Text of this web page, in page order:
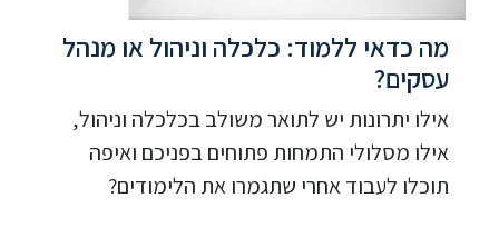
מה כדאי ללמוד: כלכלה וניהול או מנהל
עסקים?
אילו יתרונות יש לתואר משולב בכלכלה וניהול,
אילו מסלולי התמחות פתוחים בפניכם ואיפה
תוכלו לעבוד אחרי שתגמרו את הלימודים?